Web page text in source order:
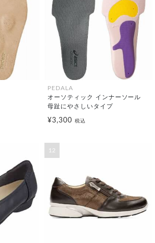
PEDALA
オーソティック インナーソール
母趾にやさしいタイプ
¥3,300 税込
12